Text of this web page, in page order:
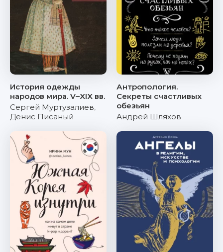
История одежды
народов мира. V–XIX вв.
Сергей Муртузалиев,
Денис Писаный
Антропология.
Секреты счастливых
обезьян
Андрей Шляхов